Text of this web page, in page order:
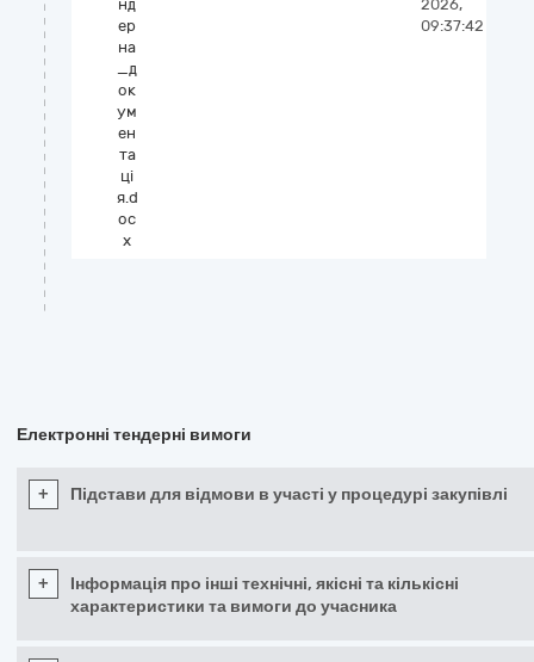
нд
ер
на
_д
ок
ум
ен
та
ці
я.d
oc
x
2026,
09:37:42
Електронні тендерні вимоги
+ Підстави для відмови в участі у процедурі закупівлі
+
Інформація про інші технічні, якісні та кількісні
характеристики та вимоги до учасника